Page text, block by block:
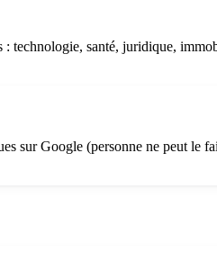
technologie, santé, juridique,
sur Google (personne ne peut le